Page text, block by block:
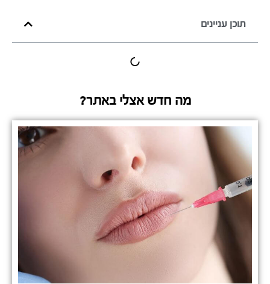
תוכן עניינים
מה חדש אצלי באתר?